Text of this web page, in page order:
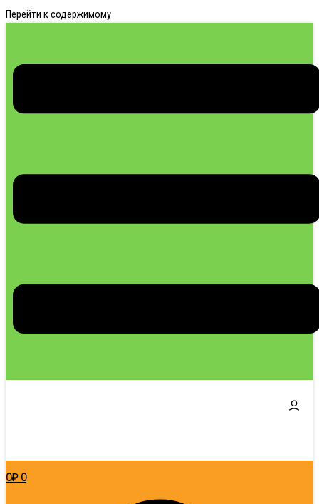
Перейти к содержимому
0₽ 0